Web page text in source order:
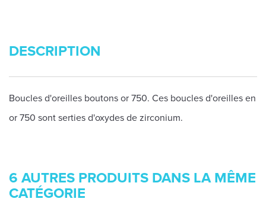
DESCRIPTION
Boucles d'oreilles boutons or 750. Ces boucles d'oreilles en
or 750 sont serties d'oxydes de zirconium.
6 AUTRES PRODUITS DANS LA MÊME
CATÉGORIE